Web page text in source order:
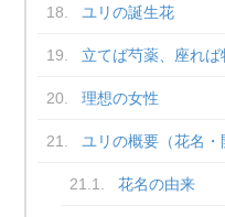
ユリの誕生花
立てば芍薬、座れ
理想の女性
ユリの概要（花名・
花名の由来